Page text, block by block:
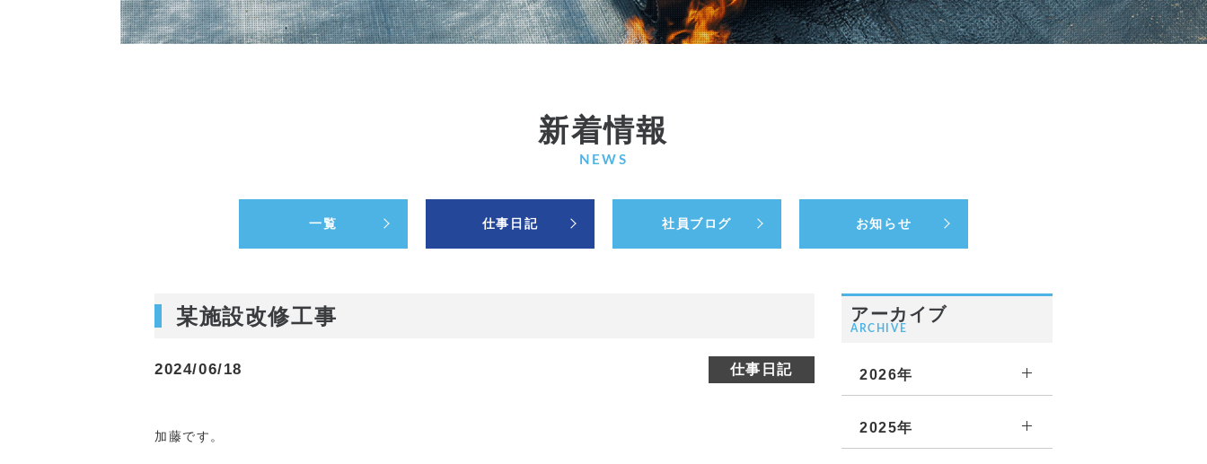
新着情報
NEWS
一覧 仕事日記 社員ブログ お知らせ
某施設改修工事
2024/06/18 仕事日記
加藤です。
アーカイブ
ARCHIVE
2026年
2025年